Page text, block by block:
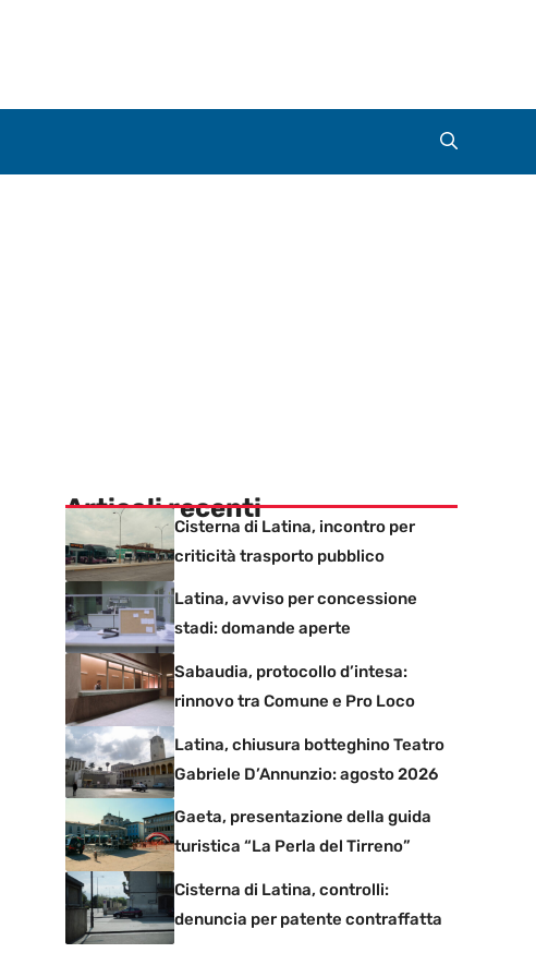
Articoli recenti
Cisterna di Latina, incontro per
criticità trasporto pubblico
Latina, avviso per concessione
stadi: domande aperte
Sabaudia, protocollo d’intesa:
rinnovo tra Comune e Pro Loco
Latina, chiusura botteghino Teatro
Gabriele D’Annunzio: agosto 2026
Gaeta, presentazione della guida
turistica “La Perla del Tirreno”
Cisterna di Latina, controlli:
denuncia per patente contraffatta